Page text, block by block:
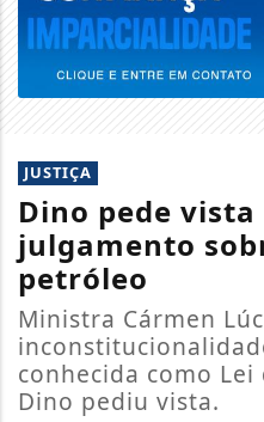
JUSTIÇA
Dino pede vista
julgamento
petróleo
Ministra Cármen
conhecida como
Dino pediu vista.